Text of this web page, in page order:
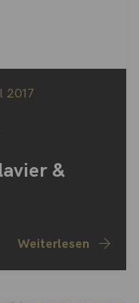
2017
&
Weiterlesen